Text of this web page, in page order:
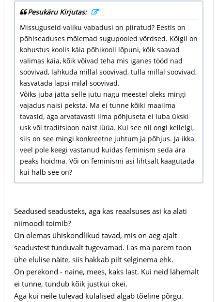
Pesukäru Kirjutas:
Missuguseid valiku vabadusi on piiratud? Eestis on
põhiseaduses mõlemad sugupooled võrdsed. Kõigil on
kohustus koolis käia põhikooli lõpuni, kõik saavad
valimas käia, kõik võivad teha mis iganes tööd nad
soovivad, lahkuda millal soovivad, tulla millal soovivad,
kasvatada lapsi milal soovivad.
Võiks juba jätta selle jutu nagu meestel oleks mingi
vajadus naisi peksta. Ma ei tunne kõiki maailma
tavasid, aga arvatavasti ilma põhjuseta ei luba ükski
usk või traditsioon naist lüüa. Kui see nii ongi kellelgi,
siis on see mingi konkreetne juhtum ja põhjus. Ja ikka
veel pole keegi vastanud kuidas feminism seda ära
peaks hoidma. Või on feminismi asi lihtsalt kaagutada
kui halb see on?
Seadused seadusteks, aga kas reaalsuses asi ka alati
niimoodi toimib?
On olemas ühiskondlikud tavad, mis on aeg-ajalt
seadustest tunduvalt tugevamad. Las ma parem toon
ühe elulise näite, siis hakkab pilt selginema ehk.
On perekond - naine, mees, kaks last. Kui neid lähemalt
ei tunne, tundub kõik justkui okei.
Aga kui neile tulevad külalised algab tõeline põrgu.